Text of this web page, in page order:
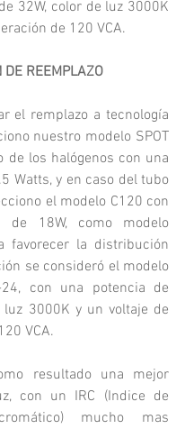
32W, color de luz 3000K
de 120 VCA.
DE REEMPLAZO
el remplazo a tecnología
nuestro modelo SPOT
de los halógenos con una
Watts, y en caso del tubo
el modelo C120 con
de 18W, como modelo
favorecer la distribución
se consideró el modelo
24, con una potencia de
luz 3000K y un voltaje de
VCA.
resultado una mejor
con un IRC (Indice de
mucho mas